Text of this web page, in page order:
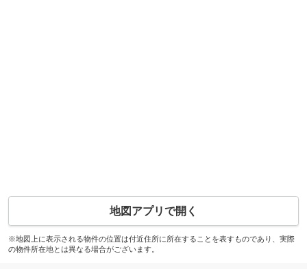
地図アプリで開く
※地図上に表示される物件の位置は付近住所に所在することを表すものであり、実際
の物件所在地とは異なる場合がございます。